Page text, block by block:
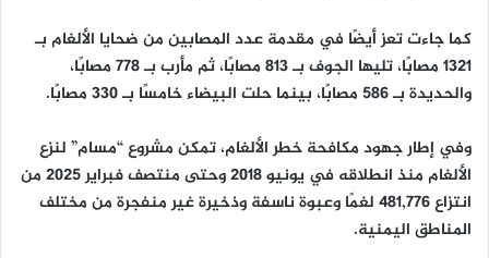
كما جاءت تعز أيضًا في مقدمة عدد المصابين من ضحايا الألغام بـ
1321 مصابًا، تليها الجوف بـ 813 مصابًا، ثم مأرب بـ 778 مصابًا،
والحديدة بـ 586 مصابًا، بينما حلت البيضاء خامسًا بـ 330 مصابًا.
وفي إطار جهود مكافحة خطر الألغام، تمكن مشروع “مسام” لنزع
الألغام منذ انطلاقه في يونيو 2018 وحتى منتصف فبراير 2025 من
انتزاع 481,776 لغمًا وعبوة ناسفة وذخيرة غير منفجرة من مختلف
المناطق اليمنية.